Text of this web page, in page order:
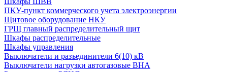
ПКУ-пункт коммерческого учета электроэнергии
Щитовое оборудование НКУ
ГРЩ главный распределительный щит
Шкафы распределительные
Шкафы управления
Выключатели и разъединители 6(10) кВ
Выключатели нагрузки автогазовые ВНА